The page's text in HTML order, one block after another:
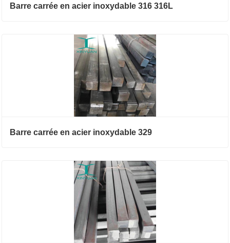
Barre carrée en acier inoxydable 316 316L
Barre carrée en acier inoxydable 329